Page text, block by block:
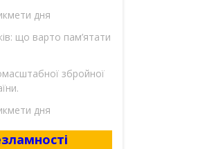
дня
що варто пам’ятати
збройної
дня